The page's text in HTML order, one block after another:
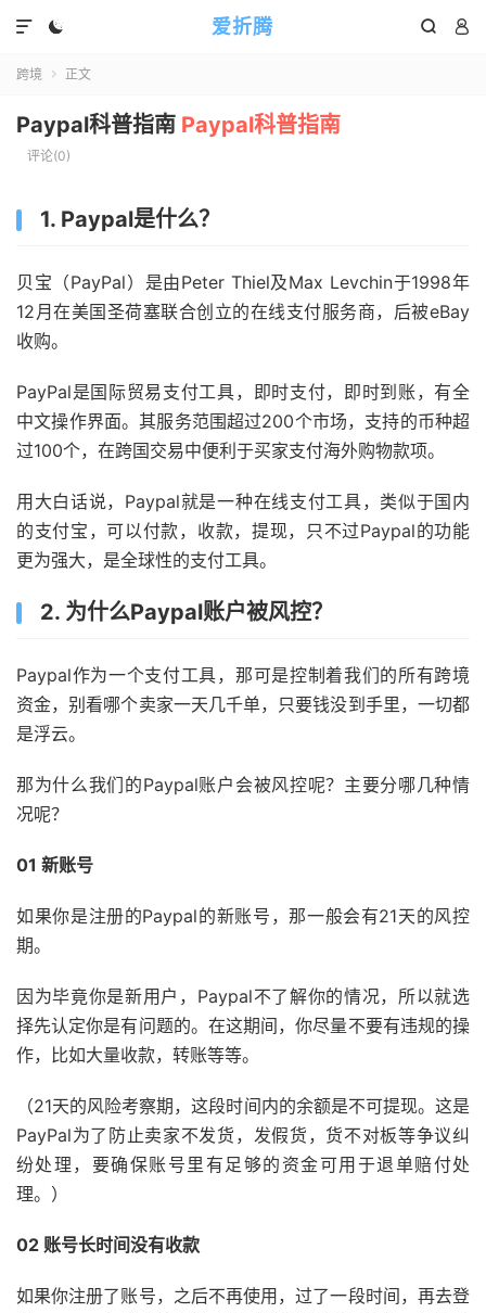
爱折腾 
 

跨境  正文
Paypal科普指南 Paypal科普指南
评论(0)
1. Paypal是什么？
贝宝（PayPal）是由Peter Thiel及Max Levchin于1998年
12月在美国圣荷塞联合创立的在线支付服务商，后被eBay
收购。
PayPal是国际贸易支付工具，即时支付，即时到账，有全
中文操作界面。其服务范围超过200个市场，支持的币种超
过100个，在跨国交易中便利于买家支付海外购物款项。
用大白话说，Paypal就是一种在线支付工具，类似于国内
的支付宝，可以付款，收款，提现，只不过Paypal的功能
更为强大，是全球性的支付工具。
2. 为什么Paypal账户被风控？
Paypal作为一个支付工具，那可是控制着我们的所有跨境
资金，别看哪个卖家一天几千单，只要钱没到手里，一切都
是浮云。
那为什么我们的Paypal账户会被风控呢？主要分哪几种情
况呢？
01 新账号
如果你是注册的Paypal的新账号，那一般会有21天的风控
期。
因为毕竟你是新用户，Paypal不了解你的情况，所以就选
择先认定你是有问题的。在这期间，你尽量不要有违规的操
作，比如大量收款，转账等等。
（21天的风险考察期，这段时间内的余额是不可提现。这是
PayPal为了防止卖家不发货，发假货，货不对板等争议纠
纷处理，要确保账号里有足够的资金可用于退单赔付处
理。）
02 账号长时间没有收款
如果你注册了账号，之后不再使用，过了一段时间，再去登